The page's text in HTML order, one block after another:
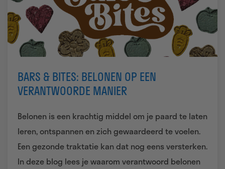
BARS & BITES: BELONEN OP EEN
VERANTWOORDE MANIER
Belonen is een krachtig middel om je paard te laten
leren, ontspannen en zich gewaardeerd te voelen.
Een gezonde traktatie kan dat nog eens versterken.
In deze blog lees je waarom verantwoord belonen